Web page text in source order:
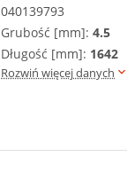
040139793
Grubość [mm]: 4.5
Długość [mm]: 1642
Rozwiń więcej danych